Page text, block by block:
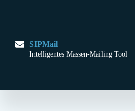
SIPMail
Intelligentes Massen-Mailing Tool